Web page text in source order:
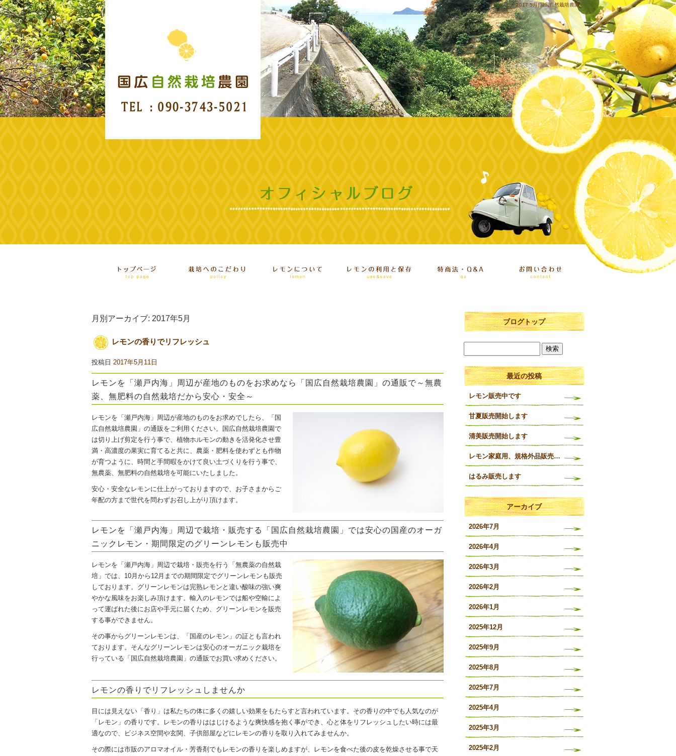
2017 5月|国広自然栽培農園
月別アーカイブ: 2017年5月
レモンの香りでリフレッシュ
投稿日 2017年5月11日
レモンを「瀬戸内海」周辺が産地のものをお求めなら「国広自然栽培農園」の通販で～無農
薬、無肥料の自然栽培だから安心・安全～
レモンを「瀬戸内海」周辺が産地のものをお求めでしたら、「国
広自然栽培農園」の通販をご利用ください。国広自然栽培農園で
は切り上げ剪定を行う事で、植物ホルモンの動きを活発化させ豊
満・高濃度の果実に育てると共に、農薬・肥料を使わずとも作物
が育つように、時間と手間暇をかけて良い土づくりを行う事で、
無農薬、無肥料の自然栽培を可能にいたしました。
安心・安全なレモンに仕上がっておりますので、お子さまからご
年配の方まで世代を問わずお召し上がり頂けます。
レモンを「瀬戸内海」周辺で栽培・販売する「国広自然栽培農園」では安心の国産のオーガ
ニックレモン・期間限定のグリーンレモンも販売中
レモンを「瀬戸内海」周辺で栽培・販売を行う「無農薬の自然栽
培」では、10月から12月までの期間限定でグリーンレモンも販売
しております。グリーンレモンは完熟レモンと違い酸味の強い爽
やかな風味をお楽しみ頂けます。輸入のレモンでは船や空輸によ
って運ばれた後にお店や手元に届くため、グリーンレモンを販売
する事ができません。
その事からグリーンレモンは、「国産のレモン」の証とも言われ
ております。そんなグリーンレモンは安心のオーガニック栽培を
行っている「国広自然栽培農園」の通販でお買い求めください。
レモンの香りでリフレッシュしませんか
目には見えない「香り」は私たちの体に多くの嬉しい効果をもたらすと言われています。その香りの中でも人気なのが
「レモン」の香りです。レモンの香りははじけるような爽快感を抱く事ができ、心と体をリフレッシュしたい時には最
適なので、ビジネス空間や玄関、子供部屋などにレモンの香りを取り入れてみませんか。
その際には市販のアロマオイル・芳香剤でもレモンの香りを楽しめますが、レモンを食べた後の皮を乾燥させる事で天
ブログトップ
最近の投稿
レモン販売中です
甘夏販売開始します
清美販売開始します
レモン家庭用、規格外品販売開始します
はるみ販売します
アーカイブ
2026年7月
2026年4月
2026年3月
2026年2月
2026年1月
2025年12月
2025年9月
2025年8月
2025年7月
2025年4月
2025年3月
2025年2月